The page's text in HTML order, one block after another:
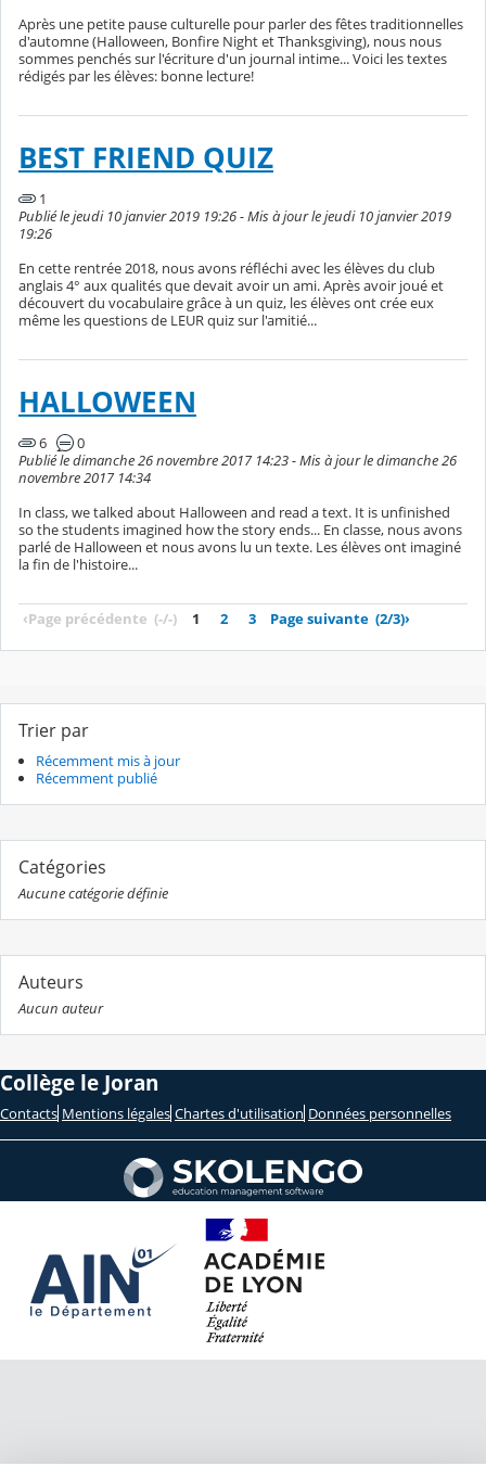
Après une petite pause culturelle pour parler des fêtes traditionnelles
d'automne (Halloween, Bonfire Night et Thanksgiving), nous nous
sommes penchés sur l'écriture d'un journal intime... Voici les textes
rédigés par les élèves: bonne lecture!
BEST FRIEND QUIZ
1
Publié le jeudi 10 janvier 2019 19:26 - Mis à jour le jeudi 10 janvier 2019
19:26
En cette rentrée 2018, nous avons réfléchi avec les élèves du club
anglais 4° aux qualités que devait avoir un ami. Après avoir joué et
découvert du vocabulaire grâce à un quiz, les élèves ont crée eux
même les questions de LEUR quiz sur l'amitié...
HALLOWEEN
6
0
Publié le dimanche 26 novembre 2017 14:23 - Mis à jour le dimanche 26
novembre 2017 14:34
In class, we talked about Halloween and read a text. It is unfinished
so the students imagined how the story ends... En classe, nous avons
parlé de Halloween et nous avons lu un texte. Les élèves ont imaginé
la fin de l'histoire...
‹Page précédente (-/-) 1 2 3 Page suivante (2/3)›
Trier par
Récemment mis à jour
Récemment publié
Catégories
Aucune catégorie définie
Auteurs
Aucun auteur
Collège le Joran
Contacts Mentions légales Chartes d'utilisation Données personnelles